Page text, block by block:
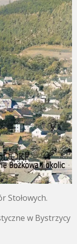
Stołowych.
w Bystrzycy